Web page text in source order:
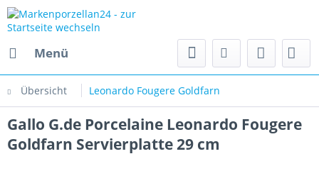
Menü
Übersicht Leonardo Fougere Goldfarn
Gallo G.de Porcelaine Leonardo Fougere
Goldfarn Servierplatte 29 cm